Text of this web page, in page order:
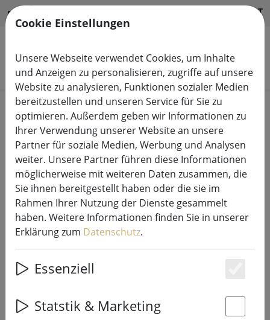
DE HILFE & SUPPORT
Produkte suchen
Start Sale%
Broste Copenhagen Teelichthalter
Hurricane Leaf Glas 20cm
46% SPAREN
Cookie Einstellungen
Unsere Webseite verwendet Cookies, um Inhalte
und Anzeigen zu personalisieren, zugriffe auf unsere
Website zu analysieren, Funktionen sozialer Medien
bereitzustellen und unseren Service für Sie zu
optimieren. Außerdem geben wir Informationen zu
Ihrer Verwendung unserer Website an unsere
Partner für soziale Medien, Werbung und Analysen
weiter. Unsere Partner führen diese Informationen
möglicherweise mit weiteren Daten zusammen, die
Sie ihnen bereitgestellt haben oder die sie im
Rahmen Ihrer Nutzung der Dienste gesammelt
haben. Weitere Informationen finden Sie in unserer
Erklärung zum Datenschutz.
Essenziell
Statstik & Marketing